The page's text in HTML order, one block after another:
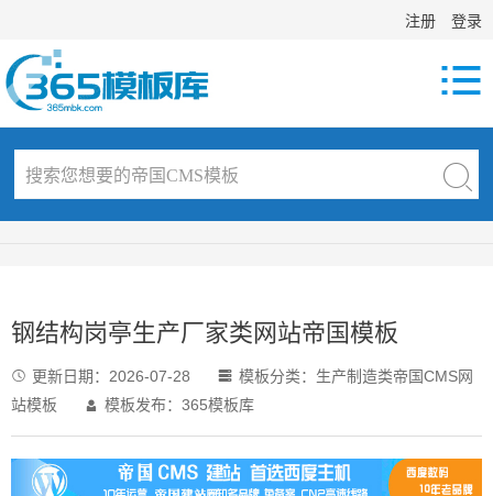
注册 登录

钢结构岗亭生产厂家类网站帝国模板
 更新日期： 2026-07-28  模板分类： 生产制造类帝国CMS网
站模板
 模板发布：365模板库